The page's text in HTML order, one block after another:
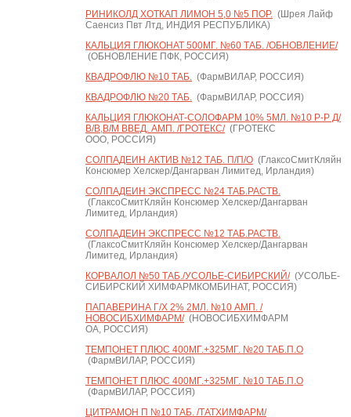
РИНИКОЛД ХОТКАП ЛИМОН 5,0 №5 ПОР.(Шрея Лайф
Саенсиз Пвт Лтд, ИНДИЯ РЕСПУБЛИКА)
КАЛЬЦИЯ ГЛЮКОНАТ 500МГ. №60 ТАБ. /ОБНОВЛЕНИЕ/
(ОБНОВЛЕНИЕ ПФК, РОССИЯ)
КВАДРОФЛЮ №10 ТАБ.(ФармВИЛАР, РОССИЯ)
КВАДРОФЛЮ №20 ТАБ.(ФармВИЛАР, РОССИЯ)
КАЛЬЦИЯ ГЛЮКОНАТ-СОЛОФАРМ 10% 5МЛ. №10 Р-Р Д/
В/В,В/М ВВЕД. АМП. /ГРОТЕКС/(ГРОТЕКС
ООО, РОССИЯ)
СОЛПАДЕИН АКТИВ №12 ТАБ. П/П/О(ГлаксоСмитКляйн
Консюмер Хелскер/Дангарван Лимитед, Ирландия)
СОЛПАДЕИН ЭКСПРЕСС №24 ТАБ.РАСТВ.
(ГлаксоСмитКляйн Консюмер Хелскер/Дангарван
Лимитед, Ирландия)
СОЛПАДЕИН ЭКСПРЕСС №12 ТАБ.РАСТВ.
(ГлаксоСмитКляйн Консюмер Хелскер/Дангарван
Лимитед, Ирландия)
КОРВАЛОЛ №50 ТАБ./УСОЛЬЕ-СИБИРСКИЙ/(УСОЛЬЕ-
СИБИРСКИЙ ХИМФАРМКОМБИНАТ, РОССИЯ)
ПАПАВЕРИНА Г/Х 2% 2МЛ. №10 АМП. /
НОВОСИБХИМФАРМ/(НОВОСИБХИМФАРМ
ОА, РОССИЯ)
ТЕМПОНЕТ ПЛЮС 400МГ.+325МГ. №20 ТАБ.П.О
(ФармВИЛАР, РОССИЯ)
ТЕМПОНЕТ ПЛЮС 400МГ.+325МГ. №10 ТАБ.П.О
(ФармВИЛАР, РОССИЯ)
ЦИТРАМОН П №10 ТАБ. /ТАТХИМФАРМ/